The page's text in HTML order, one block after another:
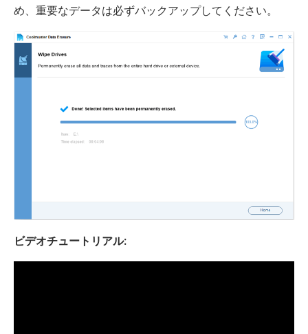
め、重要なデータは必ずバックアップしてください。
ビデオチュートリアル: